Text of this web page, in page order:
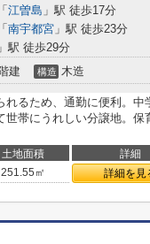
「 江曽島 」駅 徒歩17分
「 南宇都宮 」駅 徒歩23分
」駅 徒歩29分
建 構造 木造
れるため、通勤に便利。
世帯にうれしい分譲地。
土地面積 詳細
251.55㎡ 詳細を見